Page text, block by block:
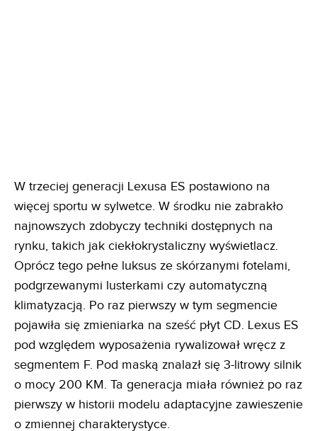
W trzeciej generacji Lexusa ES postawiono na
więcej sportu w sylwetce. W środku nie zabrakło
najnowszych zdobyczy techniki dostępnych na
rynku, takich jak ciekłokrystaliczny wyświetlacz.
Oprócz tego pełne luksus ze skórzanymi fotelami,
podgrzewanymi lusterkami czy automatyczną
klimatyzacją. Po raz pierwszy w tym segmencie
pojawiła się zmieniarka na sześć płyt CD. Lexus ES
pod względem wyposażenia rywalizował wręcz z
segmentem F. Pod maską znalazł się 3-litrowy silnik
o mocy 200 KM. Ta generacja miała również po raz
pierwszy w historii modelu adaptacyjne zawieszenie
o zmiennej charakterystyce.